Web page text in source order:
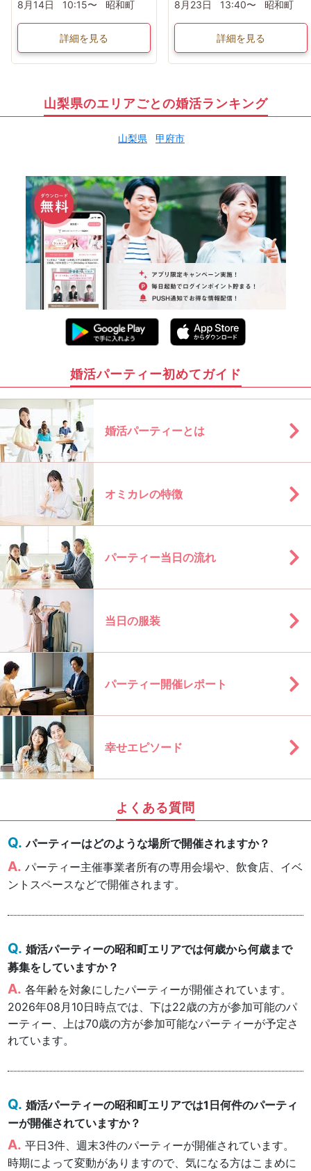
8月14日 10:15〜 昭和町
詳細を見る
8月23日 13:40〜 昭和町
詳細を見る
山梨県のエリアごとの婚活ランキング
山梨県 甲府市
婚活パーティー初めてガイド
婚活パーティーとは
オミカレの特徴
パーティー当日の流れ
当日の服装
パーティー開催レポート
幸せエピソード
よくある質問
パーティーはどのような場所で開催されますか？
パーティー主催事業者所有の専用会場や、飲食店、イベ
ントスペースなどで開催されます。
婚活パーティーの昭和町エリアでは何歳から何歳まで
募集をしていますか？
各年齢を対象にしたパーティーが開催されています。
2026年08月10日時点では、下は22歳の方が参加可能のパ
ーティー、上は70歳の方が参加可能なパーティーが予定さ
れています。
婚活パーティーの昭和町エリアでは1日何件のパーティ
ーが開催されていますか？
平日3件、週末3件のパーティーが開催されています。
時期によって変動がありますので、気になる方はこまめに